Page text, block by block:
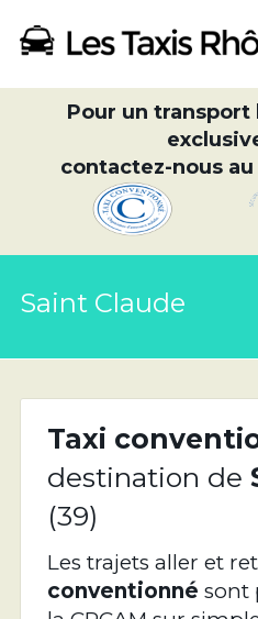
Pour un
contactez-nous au
Saint Claude
Taxi
destination de
(39)
Les trajets aller et
conventionné sont